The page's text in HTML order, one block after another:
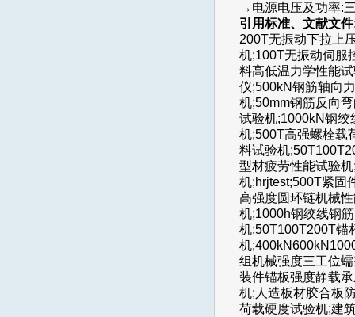
→电源电压及功率:
引用标准、文献文
200T无振动下拉上
机;100T无振动伺服
料高低温力学性能
仪;500kN钢筋轴向
机;50mm钢筋反向
试验机;1000kN钢绞
机;500T高强螺栓载
料试验机
型材疲劳性能试验
机;hrjtest;500T紧固
高强度圆环链机械
机;1000h钢绞线钢
机;50T100T200T锚
机
组机械强度三工位
装件锚板强度静载
机;人造板材胶合板
荷载硬度试验机;建